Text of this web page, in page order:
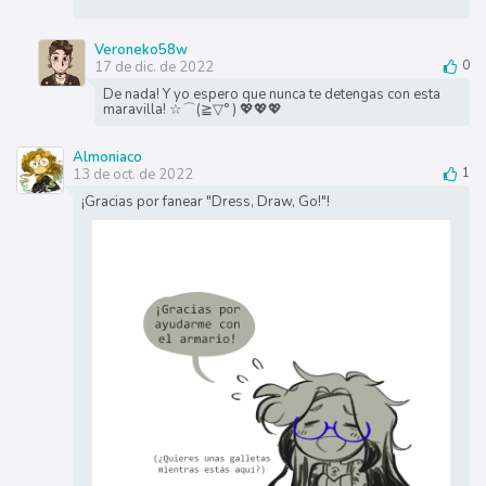
Veroneko58w
17 de dic. de 2022
0
De nada! Y yo espero que nunca te detengas con esta
maravilla! ☆⌒(≧▽​° ) 💖💖💖
Almoniaco
13 de oct. de 2022
1
¡Gracias por fanear "Dress, Draw, Go!"!